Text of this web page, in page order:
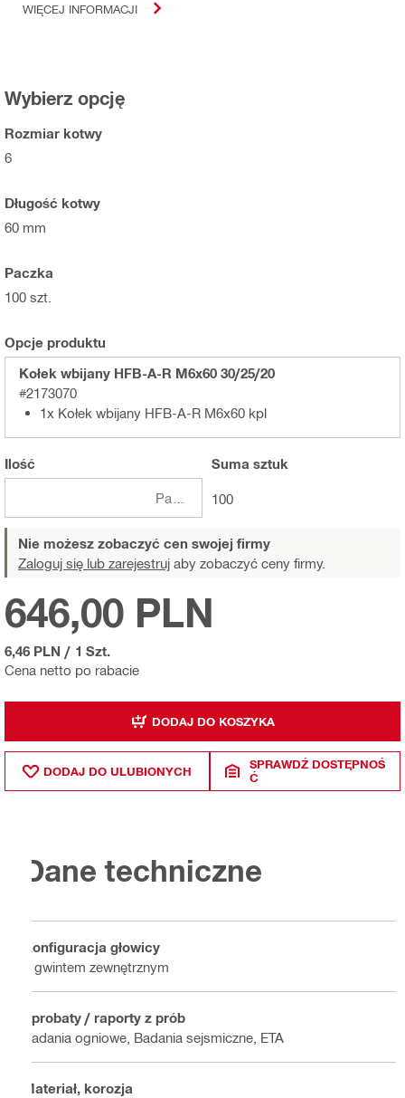
WIĘCEJ INFORMACJI
Wybierz opcję
Rozmiar kotwy
6
Długość kotwy
60 mm
Paczka
100 szt.
Opcje produktu
Kołek wbijany HFB-A-R M6x60 30/25/20
#2173070
1x Kołek wbijany HFB-A-R M6x60 kpl
Ilość Suma sztuk
100
Nie możesz zobaczyć cen swojej firmy
Zaloguj się lub zarejestruj aby zobaczyć ceny firmy.
Cena netto po rabacie
646,00 PLN
6,46 PLN / 1 Szt.
DODAJ DO KOSZYKA
DODAJ DO ULUBIONYCH
SPRAWDŹ DOSTĘPNOŚ
Ć
Dane techniczne
Konfiguracja głowicy
Z gwintem zewnętrznym
Aprobaty / raporty z prób
Badania ogniowe, Badania sejsmiczne, ETA
Materiał, korozja